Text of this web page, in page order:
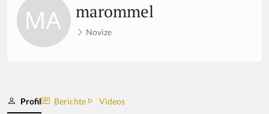
marommel
Novize
Profil Berichte Videos